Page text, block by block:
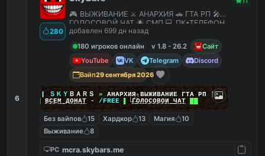
6
280
🎮 ВЫЖИВАНИЕ ⚔️ АНАРХИЯ 🚗 ГТА РП 🎤
ГОЛОСОВОЙ ЧАТ 🌟 СМП 💻 ПК+ТЕЛЕФОН
добавлен 699 дн назад
180 игроков онлайн
v 1.8 - 26.2
Сайт
YouTube
VK Telegram
Discord
Вайп29 сентября 2026
ＳＫＹ ＢＡＲＳ » АНАРХИЯ ВЫЖИВАНИЕ ГТА РП |||
ВСЕМ ДОНАТ- /FREE ▌ГОЛОСОВОЙ ЧАТ
Без вайпов 15 Хардкор 13 Магия
10
Выживание
8
PC mcra.skybars.me